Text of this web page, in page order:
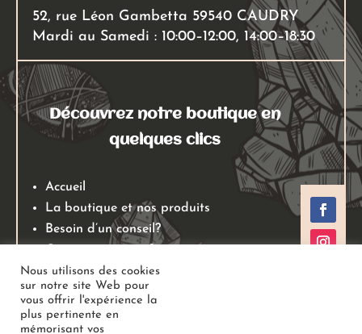
52, rue Léon Gambetta 59540 CAUDRY
Mardi au Samedi : 10:00–12:00, 14:00–18:30
Découvrez notre boutique en
quelques clics
Accueil
La boutique et nos produits
Besoin d’un conseil?
Mentions légales
Conditions générales de ventes
Politiques de retours
Nous utilisons des cookies
sur notre site Web pour
vous offrir l'expérience la
plus pertinente en
mémorisant vos